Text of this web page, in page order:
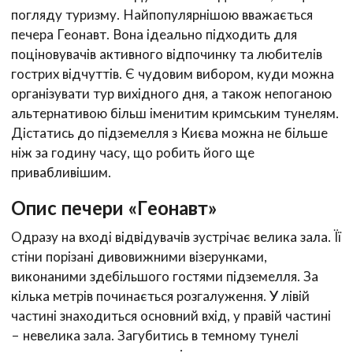
погляду туризму. Найпопулярнішою вважається
печера Геонавт. Вона ідеально підходить для
поціновувачів активного відпочинку та любителів
гострих відчуттів. Є чудовим вибором, куди можна
організувати тур вихідного дня, а також непоганою
альтернативою більш іменитим кримським тунелям.
Дістатись до підземелля з Києва можна не більше
ніж за годину часу, що робить його ще
привабливішим.
Опис печери «Геонавт»
Одразу на вході відвідувачів зустрічає велика зала. Її
стіни порізані дивовижними візерунками,
виконаними здебільшого гостями підземелля. За
кілька метрів починається розгалуження. У лівій
частині знаходиться основний вхід, у правій частині
– невелика зала. Загубитись в темному тунелі